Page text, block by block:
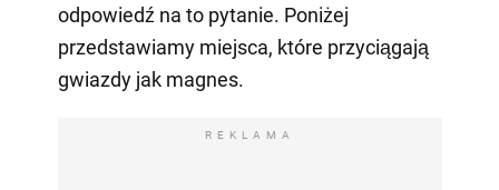
odpowiedź na to pytanie. Poniżej
przedstawiamy miejsca, które przyciągają
gwiazdy jak magnes.
REKLAMA